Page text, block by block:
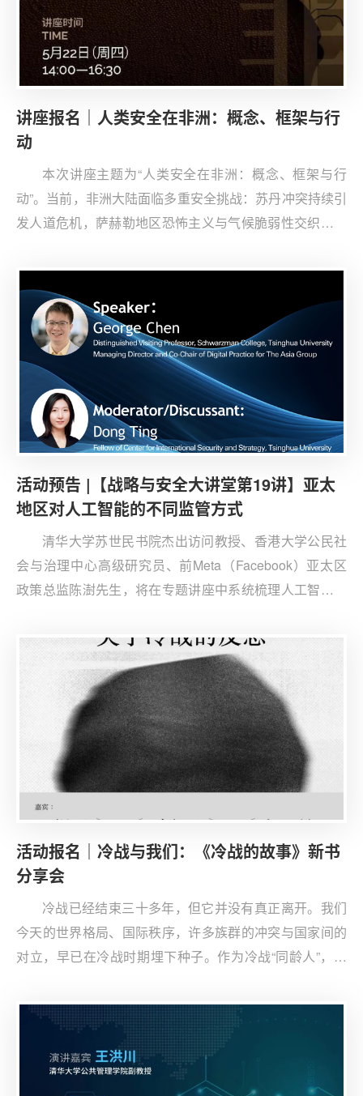
讲座报名｜人类安全在非洲：概念、框架与行
动
本次讲座主题为“人类安全在非洲：概念、框架与行
动”。当前，非洲大陆面临多重安全挑战：苏丹冲突持续引
发人道危机，萨赫勒地区恐怖主义与气候脆弱性交织，东
安全治理中的角色亦备受关注。在此背景下，学生全球战
略研究协会特邀清华大学智库中心助理研究员冉奥博，聚
焦“人类安全在非洲：概念、框架与行动”，以期为理解非
洲安全困境和中非关系带来启示思考。
活动预告 |【战略与安全大讲堂第19讲】亚太
地区对人工智能的不同监管方式
清华大学苏世民书院杰出访问教授、香港大学公民社
会与治理中心高级研究员、前Meta（Facebook）亚太区
政策总监陈澍先生，将在专题讲座中系统梳理人工智能技
内在逻辑。此次讲座还将讨论中美两国在人工智能领域的
博弈。
活动报名｜冷战与我们：《冷战的故事》新书
分享会
冷战已经结束三十多年，但它并没有真正离开。我们
今天的世界格局、国际秩序，许多族群的冲突与国家间的
对立，早已在冷战时期埋下种子。作为冷战“同龄人”，也
大学国际关系学院教授时殷弘、清华大学战略与安全研究
中心博士后文晶，做客钰珵大厦隅翼甄选云端会客厅（45
层），与读者一起，以亲历者的视角重新讲述这段影响至
今的大时代。